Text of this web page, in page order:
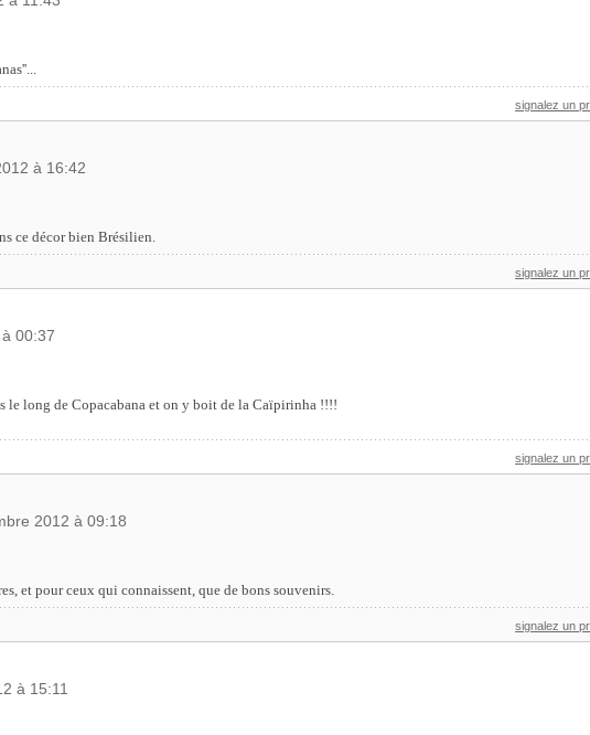
signalez un
à 16:42
ce décor bien Brésilien.
signalez un
00:37
le long de Copacabana et on y boit de la Caïpirinha !!!!
signalez un
2012 à 09:18
et pour ceux qui connaissent, que de bons souvenirs.
signalez un
à 15:11